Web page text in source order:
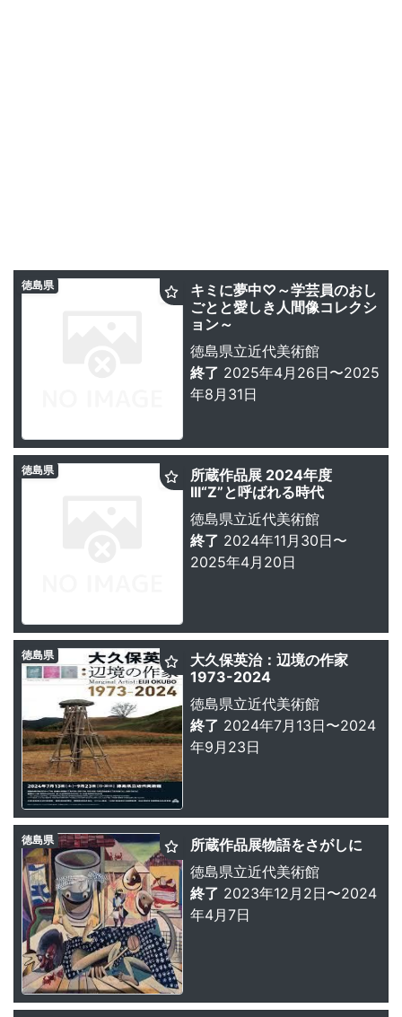
キミに夢中♡～学芸員のおし
ごとと愛しき人間像コレクシ
ョン～
徳島県立近代美術館
終了 2025年4月26日〜2025
年8月31日
徳島県
所蔵作品展 2024年度
III“Z”と呼ばれる時代
徳島県立近代美術館
終了 2024年11月30日〜
2025年4月20日
徳島県
大久保英治：辺境の作家
1973-2024
徳島県立近代美術館
終了 2024年7月13日〜2024
年9月23日
徳島県
所蔵作品展物語をさがしに
徳島県立近代美術館
終了 2023年12月2日〜2024
年4月7日
徳島県